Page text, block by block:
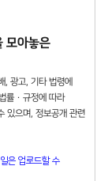
모아놓은
, 광고, 기타 법령에
률 · 규정에 따라
있으며, 정보공개 관련
은 업로드할 수